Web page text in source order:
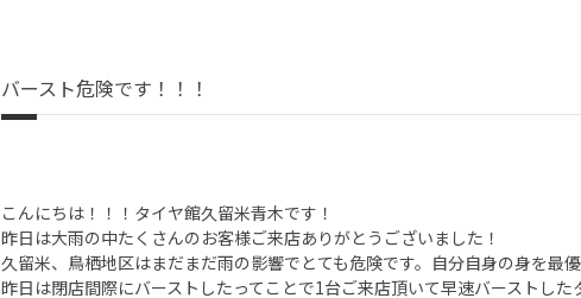
バースト危険です！！！
こんにちは！！！タイヤ館久留米青木です！
昨日は大雨の中たくさんのお客様ご来店ありがとうございました！
久留米、鳥栖地区はまだまだ雨の影響でとても危険です。自分自身の身を最優
昨日は閉店間際にバーストしたってことで1台ご来店頂いて早速バーストした